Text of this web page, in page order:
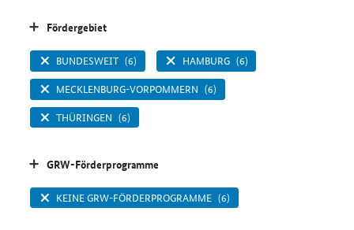
Fördergebiet
BUNDESWEIT (6) HAMBURG (6)
MECKLENBURG-VORPOMMERN (6)
THÜRINGEN (6)
GRW-Förderprogramme
KEINE GRW-FÖRDERPROGRAMME (6)